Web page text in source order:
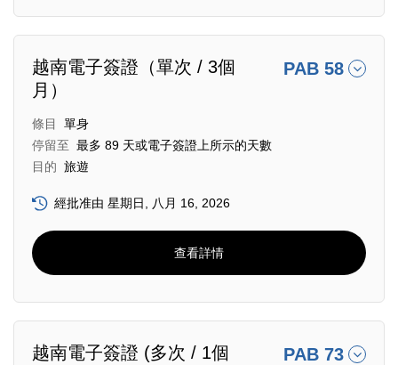
越南電子簽證（單次 / 3個
月）
PAB 58
條目
單身
停留至 最多 89 天或電子簽證上所示的天數
目的 旅遊
經批准由 星期日, 八月 16, 2026
查看詳情
越南電子簽證 (多次 / 1個
PAB 73